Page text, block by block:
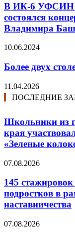
В ИК-6 УФСИН
состоялся
Владимира
10.06.2024
Более двух
11.04.2026
ПОСЛЕДНИЕ
Школьники из
края
«Зеленые
07.08.2026
145
подростков в
наставничества
07.08.2026